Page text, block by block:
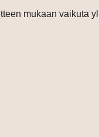
mukaan vaikuta